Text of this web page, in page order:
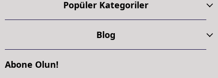
Popüler Kategoriler
Blog
Abone Olun!